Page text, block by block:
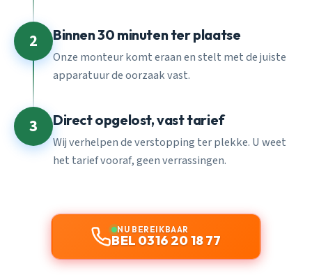
2 Binnen 30 minuten ter plaatse
Onze monteur komt eraan en stelt met de juiste
apparatuur de oorzaak vast.
3 Direct opgelost, vast tarief
Wij verhelpen de verstopping ter plekke. U weet
het tarief vooraf, geen verrassingen.
NU BEREIKBAAR
BEL 0316 20 18 77